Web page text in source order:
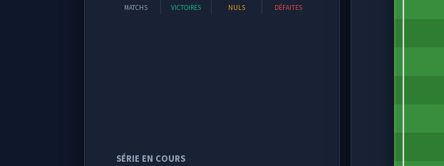
MATCHS VICTOIRES NULS DÉFAITES
SÉRIE EN COURS